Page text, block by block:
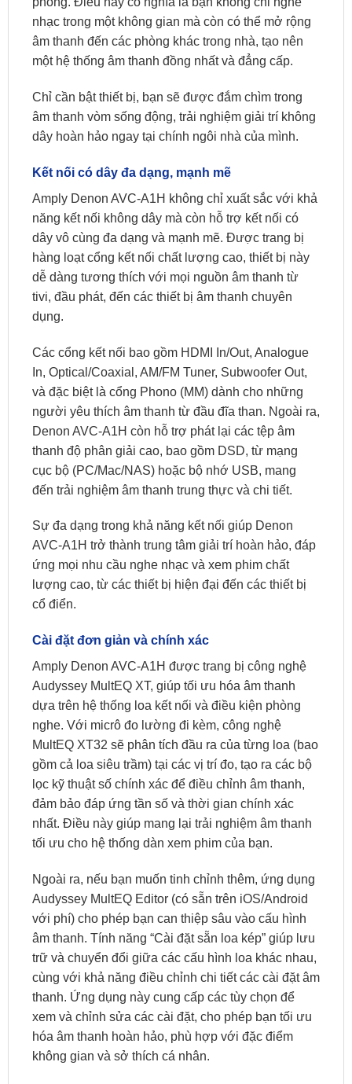
nhạc trong một không gian mà còn có thể mở rộng
âm thanh đến các phòng khác trong nhà, tạo nên
một hệ thống âm thanh đồng nhất và đẳng cấp.
Chỉ cần bật thiết bị, bạn sẽ được đắm chìm trong
âm thanh vòm sống động, trải nghiệm giải trí không
dây hoàn hảo ngay tại chính ngôi nhà của mình.
Kết nối có dây đa dạng, mạnh mẽ
Amply Denon AVC-A1H không chỉ xuất sắc với khả
năng kết nối không dây mà còn hỗ trợ kết nối có
dây vô cùng đa dạng và mạnh mẽ. Được trang bị
hàng loạt cổng kết nối chất lượng cao, thiết bị này
dễ dàng tương thích với mọi nguồn âm thanh từ
tivi, đầu phát, đến các thiết bị âm thanh chuyên
dụng.
Các cổng kết nối bao gồm HDMI In/Out, Analogue
In, Optical/Coaxial, AM/FM Tuner, Subwoofer Out,
và đặc biệt là cổng Phono (MM) dành cho những
người yêu thích âm thanh từ đầu đĩa than. Ngoài ra,
Denon AVC-A1H còn hỗ trợ phát lại các tệp âm
thanh độ phân giải cao, bao gồm DSD, từ mạng
cục bộ (PC/Mac/NAS) hoặc bộ nhớ USB, mang
đến trải nghiệm âm thanh trung thực và chi tiết.
Sự đa dạng trong khả năng kết nối giúp Denon
AVC-A1H trở thành trung tâm giải trí hoàn hảo, đáp
ứng mọi nhu cầu nghe nhạc và xem phim chất
lượng cao, từ các thiết bị hiện đại đến các thiết bị
cổ điển.
Cài đặt đơn giản và chính xác
Amply Denon AVC-A1H được trang bị công nghệ
Audyssey MultEQ XT, giúp tối ưu hóa âm thanh
dựa trên hệ thống loa kết nối và điều kiện phòng
nghe. Với micrô đo lường đi kèm, công nghệ
MultEQ XT32 sẽ phân tích đầu ra của từng loa (bao
gồm cả loa siêu trầm) tại các vị trí đo, tạo ra các bộ
lọc kỹ thuật số chính xác để điều chỉnh âm thanh,
đảm bảo đáp ứng tần số và thời gian chính xác
nhất. Điều này giúp mang lại trải nghiệm âm thanh
tối ưu cho hệ thống dàn xem phim của bạn.
Ngoài ra, nếu bạn muốn tinh chỉnh thêm, ứng dụng
Audyssey MultEQ Editor (có sẵn trên iOS/Android
với phí) cho phép bạn can thiệp sâu vào cấu hình
âm thanh. Tính năng “Cài đặt sẵn loa kép” giúp lưu
trữ và chuyển đổi giữa các cấu hình loa khác nhau,
cùng với khả năng điều chỉnh chi tiết các cài đặt âm
thanh. Ứng dụng này cung cấp các tùy chọn để
xem và chỉnh sửa các cài đặt, cho phép bạn tối ưu
hóa âm thanh hoàn hảo, phù hợp với đặc điểm
không gian và sở thích cá nhân.